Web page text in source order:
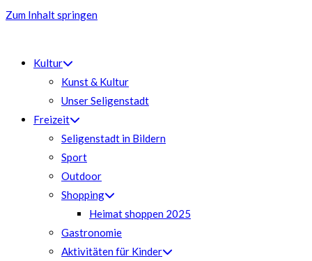
Zum Inhalt springen
Kultur
Kunst & Kultur
Unser Seligenstadt
Freizeit
Seligenstadt in Bildern
Sport
Outdoor
Shopping
Heimat shoppen 2025
Gastronomie
Aktivitäten für Kinder